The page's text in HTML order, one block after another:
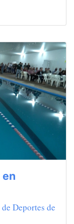
Deportes de